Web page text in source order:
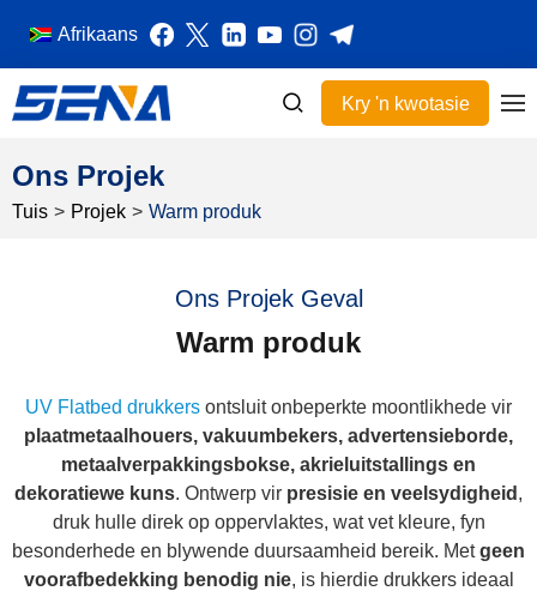
Afrikaans
Kry 'n kwotasie
Ons Projek
Tuis > Projek > Warm produk
Ons Projek Geval
Warm produk
UV Flatbed drukkers ontsluit onbeperkte moontlikhede vir
plaatmetaalhouers, vakuumbekers, advertensieborde,
metaalverpakkingsbokse, akrieluitstallings en
dekoratiewe kuns. Ontwerp vir presisie en veelsydigheid ,
druk hulle direk op oppervlaktes, wat vet kleure, fyn
besonderhede en blywende duursaamheid bereik. Metgeen
voorafbedekking benodig nie, is hierdie drukkers ideaal